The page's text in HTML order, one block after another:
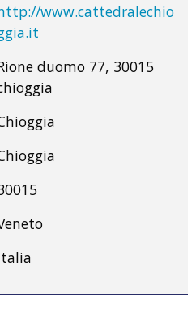
www.cattedralechio
duomo 77, 30015